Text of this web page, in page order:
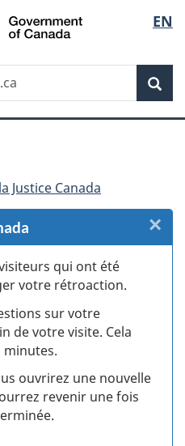
Passer
au
des
Passer
au
principal
Passer
à
Au
du
Passer
à
version
simplifiée
de
la
EN
Justice Canada
qui ont été
votre rétroaction.
sur votre
de votre visite. Cela
minutes.
ouvrirez une nouvelle
revenir une fois
×